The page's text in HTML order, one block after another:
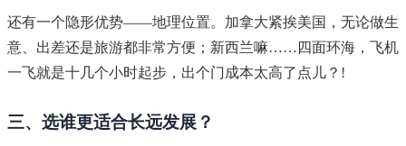
还有一个隐形优势——地理位置。加拿大紧挨美国，无论做生
意、出差还是旅游都非常方便；新西兰嘛……四面环海，飞机
一飞就是十几个小时起步，出个门成本太高了点儿？!
三、选谁更适合长远发展？